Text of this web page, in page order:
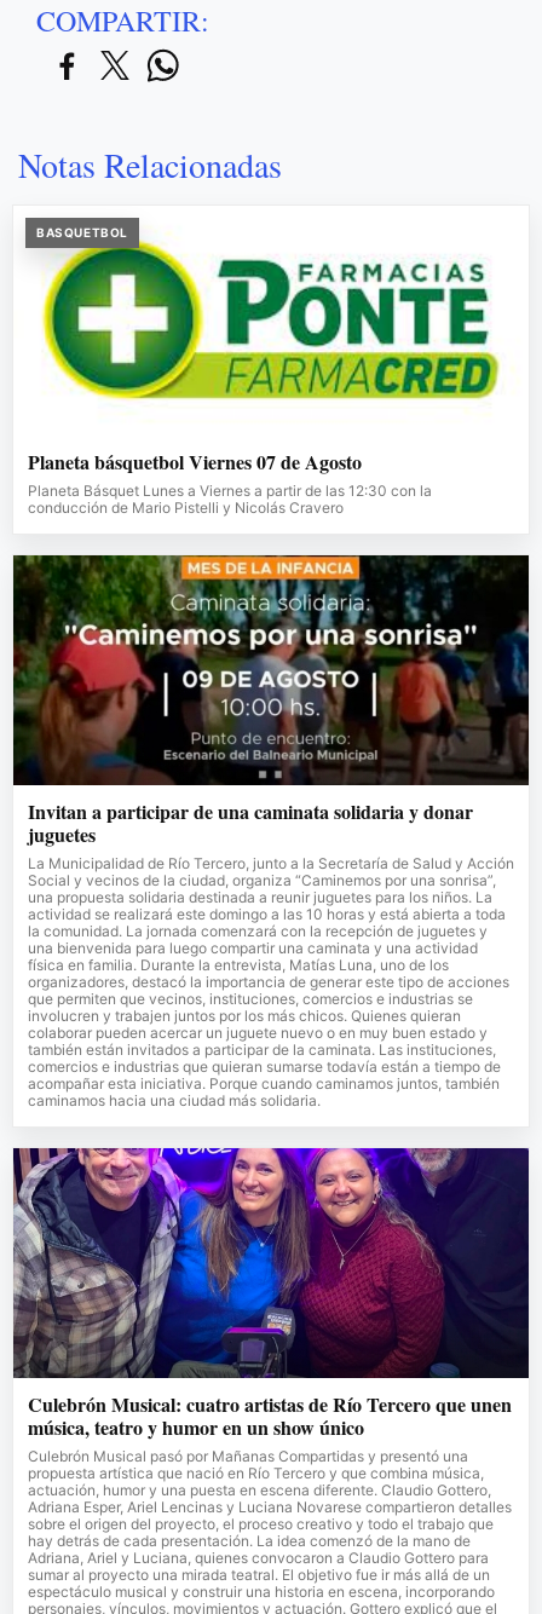
COMPARTIR:
Notas Relacionadas
BASQUETBOL
Planeta básquetbol Viernes 07 de Agosto
Planeta Básquet Lunes a Viernes a partir de las 12:30 con la
conducción de Mario Pistelli y Nicolás Cravero
Invitan a participar de una caminata solidaria y donar
juguetes
La Municipalidad de Río Tercero, junto a la Secretaría de Salud y Acción
Social y vecinos de la ciudad, organiza “Caminemos por una sonrisa”,
una propuesta solidaria destinada a reunir juguetes para los niños. La
actividad se realizará este domingo a las 10 horas y está abierta a toda
la comunidad. La jornada comenzará con la recepción de juguetes y
una bienvenida para luego compartir una caminata y una actividad
física en familia. Durante la entrevista, Matías Luna, uno de los
organizadores, destacó la importancia de generar este tipo de acciones
que permiten que vecinos, instituciones, comercios e industrias se
involucren y trabajen juntos por los más chicos. Quienes quieran
colaborar pueden acercar un juguete nuevo o en muy buen estado y
también están invitados a participar de la caminata. Las instituciones,
comercios e industrias que quieran sumarse todavía están a tiempo de
acompañar esta iniciativa. Porque cuando caminamos juntos, también
caminamos hacia una ciudad más solidaria.
Culebrón Musical: cuatro artistas de Río Tercero que unen
música, teatro y humor en un show único
Culebrón Musical pasó por Mañanas Compartidas y presentó una
propuesta artística que nació en Río Tercero y que combina música,
actuación, humor y una puesta en escena diferente. Claudio Gottero,
Adriana Esper, Ariel Lencinas y Luciana Novarese compartieron detalles
sobre el origen del proyecto, el proceso creativo y todo el trabajo que
hay detrás de cada presentación. La idea comenzó de la mano de
Adriana, Ariel y Luciana, quienes convocaron a Claudio Gottero para
sumar al proyecto una mirada teatral. El objetivo fue ir más allá de un
espectáculo musical y construir una historia en escena, incorporando
personajes, vínculos, movimientos y actuación. Gottero explicó que el